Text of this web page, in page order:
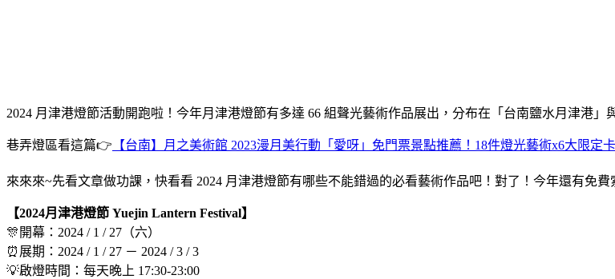
2024 月津港燈節活動開跑啦！今年月津港燈節有多達 66 組聲光藝術作品展出，分布在「台南鹽水月津港」
巷弄燈區看這篇👉 【台南】月之美術館 2023漫月美行動「愛呀」免門票景點推薦！18件燈光藝術x6大限
來來來~先看文章做功課，快看看 2024 月津港燈節有哪些不能錯過的必看藝術作品吧！對了！今年還有免
【2024月津港燈節 Yuejin Lantern Festival】
🎊開幕：2024 / 1 / 27（六）​
⏰展期：2024 / 1 / 27 － 2024 / 3 / 3
💡啟燈時間：每天晚上 17:30-23:00